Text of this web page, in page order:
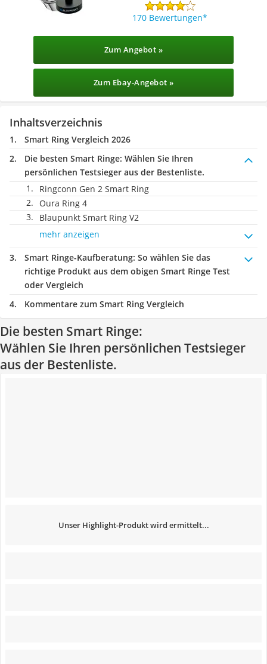
170 Bewertungen
Zum Angebot »
Zum Ebay-Angebot »
Inhaltsverzeichnis
Smart Ring Vergleich 2026
Die besten Smart Ringe: Wählen Sie Ihren
persönlichen Testsieger aus der Bestenliste.
Ringconn Gen 2 Smart Ring
Oura Ring 4
Blaupunkt Smart Ring V2
mehr anzeigen
Smart Ringe-Kaufberatung: So wählen Sie das
richtige Produkt aus dem obigen Smart Ringe Test
oder Vergleich
Kommentare zum Smart Ring Vergleich
Die besten Smart Ringe:
Wählen Sie Ihren persönlichen Testsieger
aus der Bestenliste.
Unser Highlight-Produkt wird ermittelt...